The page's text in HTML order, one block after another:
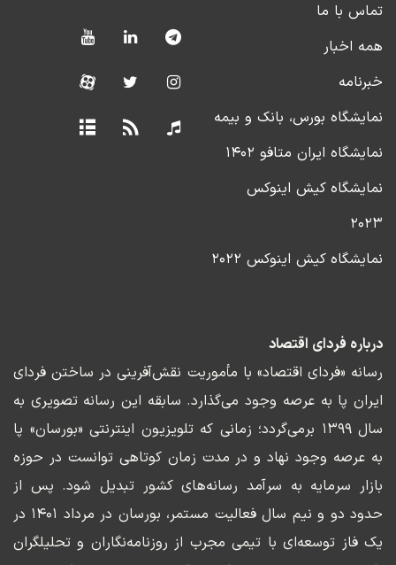
تماس با ما
همه اخبار
خبرنامه
نمایشگاه بورس، بانک و بیمه
نمایشگاه ایران متافو ۱۴۰۲
نمایشگاه کیش اینوکس
۲۰۲۳
نمایشگاه کیش اینوکس ۲۰۲۲
درباره فردای اقتصاد
رسانه «فردای اقتصاد» با مأموریت نقش‌آفرینی در ساختن فردای
ایران پا به عرصه وجود می‌گذارد. سابقه این رسانه تصویری به
سال ۱۳۹۹ برمی‌گردد؛ زمانی که تلویزیون اینترنتی «بورسان» پا
به عرصه وجود نهاد و در مدت زمان کوتاهی توانست در حوزه
بازار سرمایه به سرآمد رسانه‌های کشور تبدیل شود. پس از
حدود دو و نیم سال فعالیت مستمر، بورسان در مرداد ۱۴۰۱ در
یک فاز توسعه‌ای با تیمی مجرب از روزنامه‌نگاران و تحلیلگران